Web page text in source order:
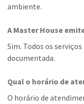
ambiente.
A Master House
Sim. Todos os
documentada.
Qual o horário de
O horário de